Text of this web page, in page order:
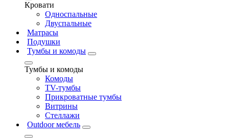
Кровати
Односпальные
Двуспальные
Матрасы
Подушки
Тумбы и комоды
Тумбы и комоды
Комоды
ТV-тумбы
Прикроватные тумбы
Витрины
Стеллажи
Outdoor мебель